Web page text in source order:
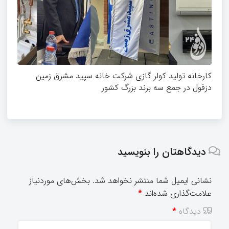
کارخانه تولید کولر گازی شرکت خانه سپید مشرق زمین
دزفول در جمع سه برند بزرگ کشور
دیدگاهتان را بنویسید
نشانی ایمیل شما منتشر نخواهد شد. بخش‌های موردنیاز
علامت‌گذاری شده‌اند *
دیدگاه *